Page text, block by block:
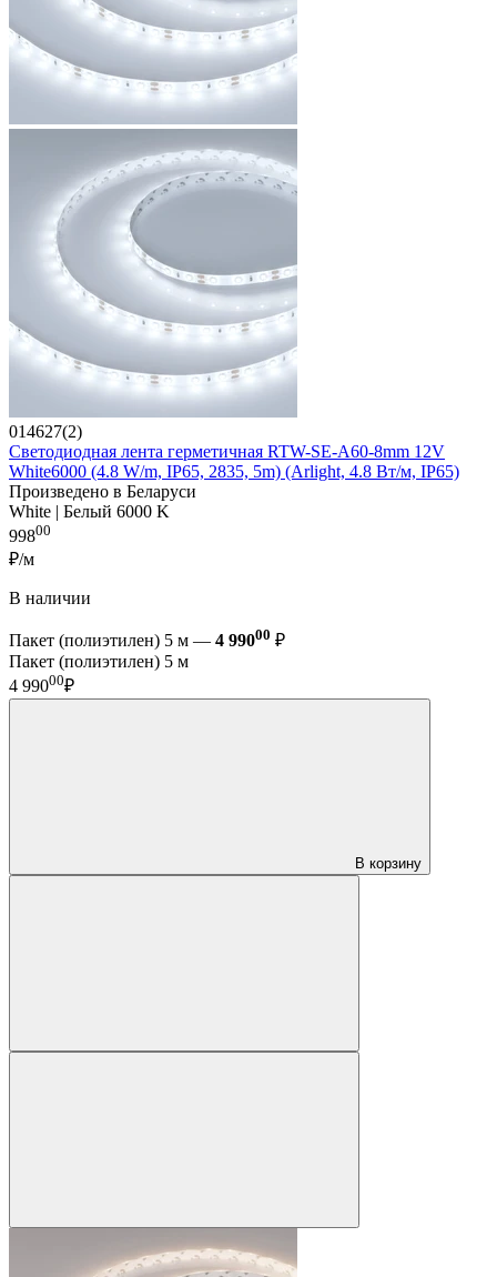
014627(2)
Светодиодная лента герметичная RTW-SE-A60-8mm 12V
White6000 (4.8 W/m, IP65, 2835, 5m) (Arlight, 4.8 Вт/м, IP65)
Произведено в Беларуси
White | Белый 6000 K
99800
₽/м
В наличии
Пакет (полиэтилен) 5 м — 4 99000 ₽
Пакет (полиэтилен) 5 м
4 99000₽
В корзину